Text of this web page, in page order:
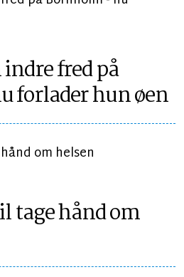
fred på
forlader hun øen
tage hånd om